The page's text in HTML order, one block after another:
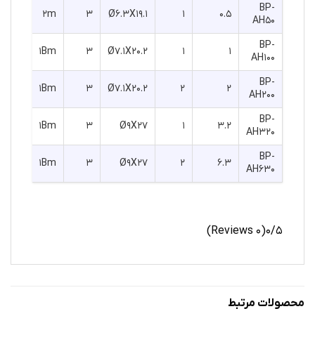
BP-
AH50
۰.۵ ۱ Ø۶.۳X19.1 ۳ ۲m
BP-
AH100
۱ ۱ Ø۷.۱X20.2 ۳ ۱Bm
BP-
AH200
۲ ۲ Ø۷.۱X20.2 ۳ ۱Bm
BP-
AH320
۳.۲ ۱ Ø۹X27 ۳ ۱Bm
BP-
AH630
۶.۳ ۲ Ø۹X27 ۳ ۱Bm
۰/۵(۰ Reviews)
محصولات مرتبط